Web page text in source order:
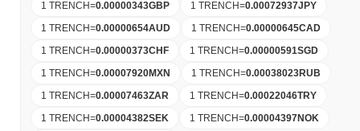
1 TRENCH=0.00000343GBP 1 TRENCH=0.00072937JPY
1 TRENCH=0.00000654AUD 1 TRENCH=0.00000645CAD
1 TRENCH=0.00000373CHF 1 TRENCH=0.00000591SGD
1 TRENCH=0.00007920MXN 1 TRENCH=0.00038023RUB
1 TRENCH=0.00007463ZAR 1 TRENCH=0.00022046TRY
1 TRENCH=0.00004382SEK 1 TRENCH=0.00004397NOK